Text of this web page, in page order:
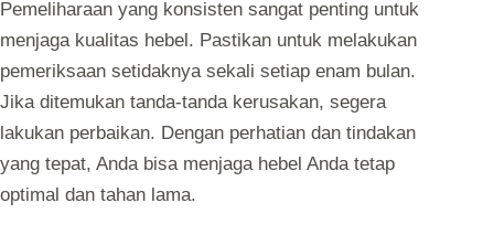
Pemeliharaan yang konsisten sangat penting untuk
menjaga kualitas hebel. Pastikan untuk melakukan
pemeriksaan setidaknya sekali setiap enam bulan.
Jika ditemukan tanda-tanda kerusakan, segera
lakukan perbaikan. Dengan perhatian dan tindakan
yang tepat, Anda bisa menjaga hebel Anda tetap
optimal dan tahan lama.